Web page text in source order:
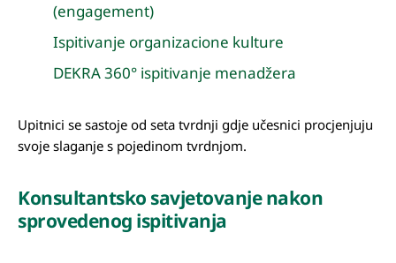
(engagement)
Ispitivanje organizacione kulture
DEKRA 360° ispitivanje menadžera
Upitnici se sastoje od seta tvrdnji gdje učesnici procjenjuju
svoje slaganje s pojedinom tvrdnjom.
Konsultantsko savjetovanje nakon
sprovedenog ispitivanja